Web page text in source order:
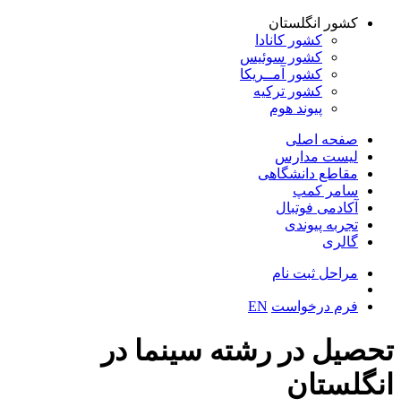
کشور انگلستان
کشور کانادا
کشور سوئیس
کشور آمــریکا
کشور ترکیه
پیوند هوم
صفحه اصلی
لیست مدارس
مقاطع دانشگاهی
سامر کمپ
آکادمی فوتبال
تجربه پیوندی
گالری
مراحل ثبت نام
فرم درخواست EN
تحصیل در رشته سینما در
انگلستان